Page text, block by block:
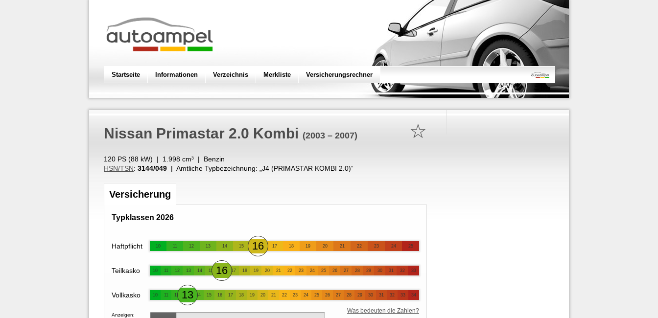
Startseite Informationen Verzeichnis Merkliste Versicherungsrechner
☆
Nissan Primastar 2.0 Kombi (2003 – 2007)
120 PS (88 kW) | 1.998 cm³ | Benzin
HSN/TSN: 3144/049 | Amtliche Typbezeichnung: „ J4 (PRIMASTAR KOMBI 2.0)“
Versicherung
Typklassen 2026
Haftpflicht 10 11 12 13 14 15 16 17 18 19 20 21 22 23 24 25
Teilkasko 10 11 12 13 14 15 16 17 18 19 20 21 22 23 24 25 26 27 28 29 30 31 32 33
Vollkasko 10 11 12 13 14 15 16 17 18 19 20 21 22 23 24 25 26 27 28 29 30 31 32 33 34
Anzeigen:
Was bedeuten die Zahlen?